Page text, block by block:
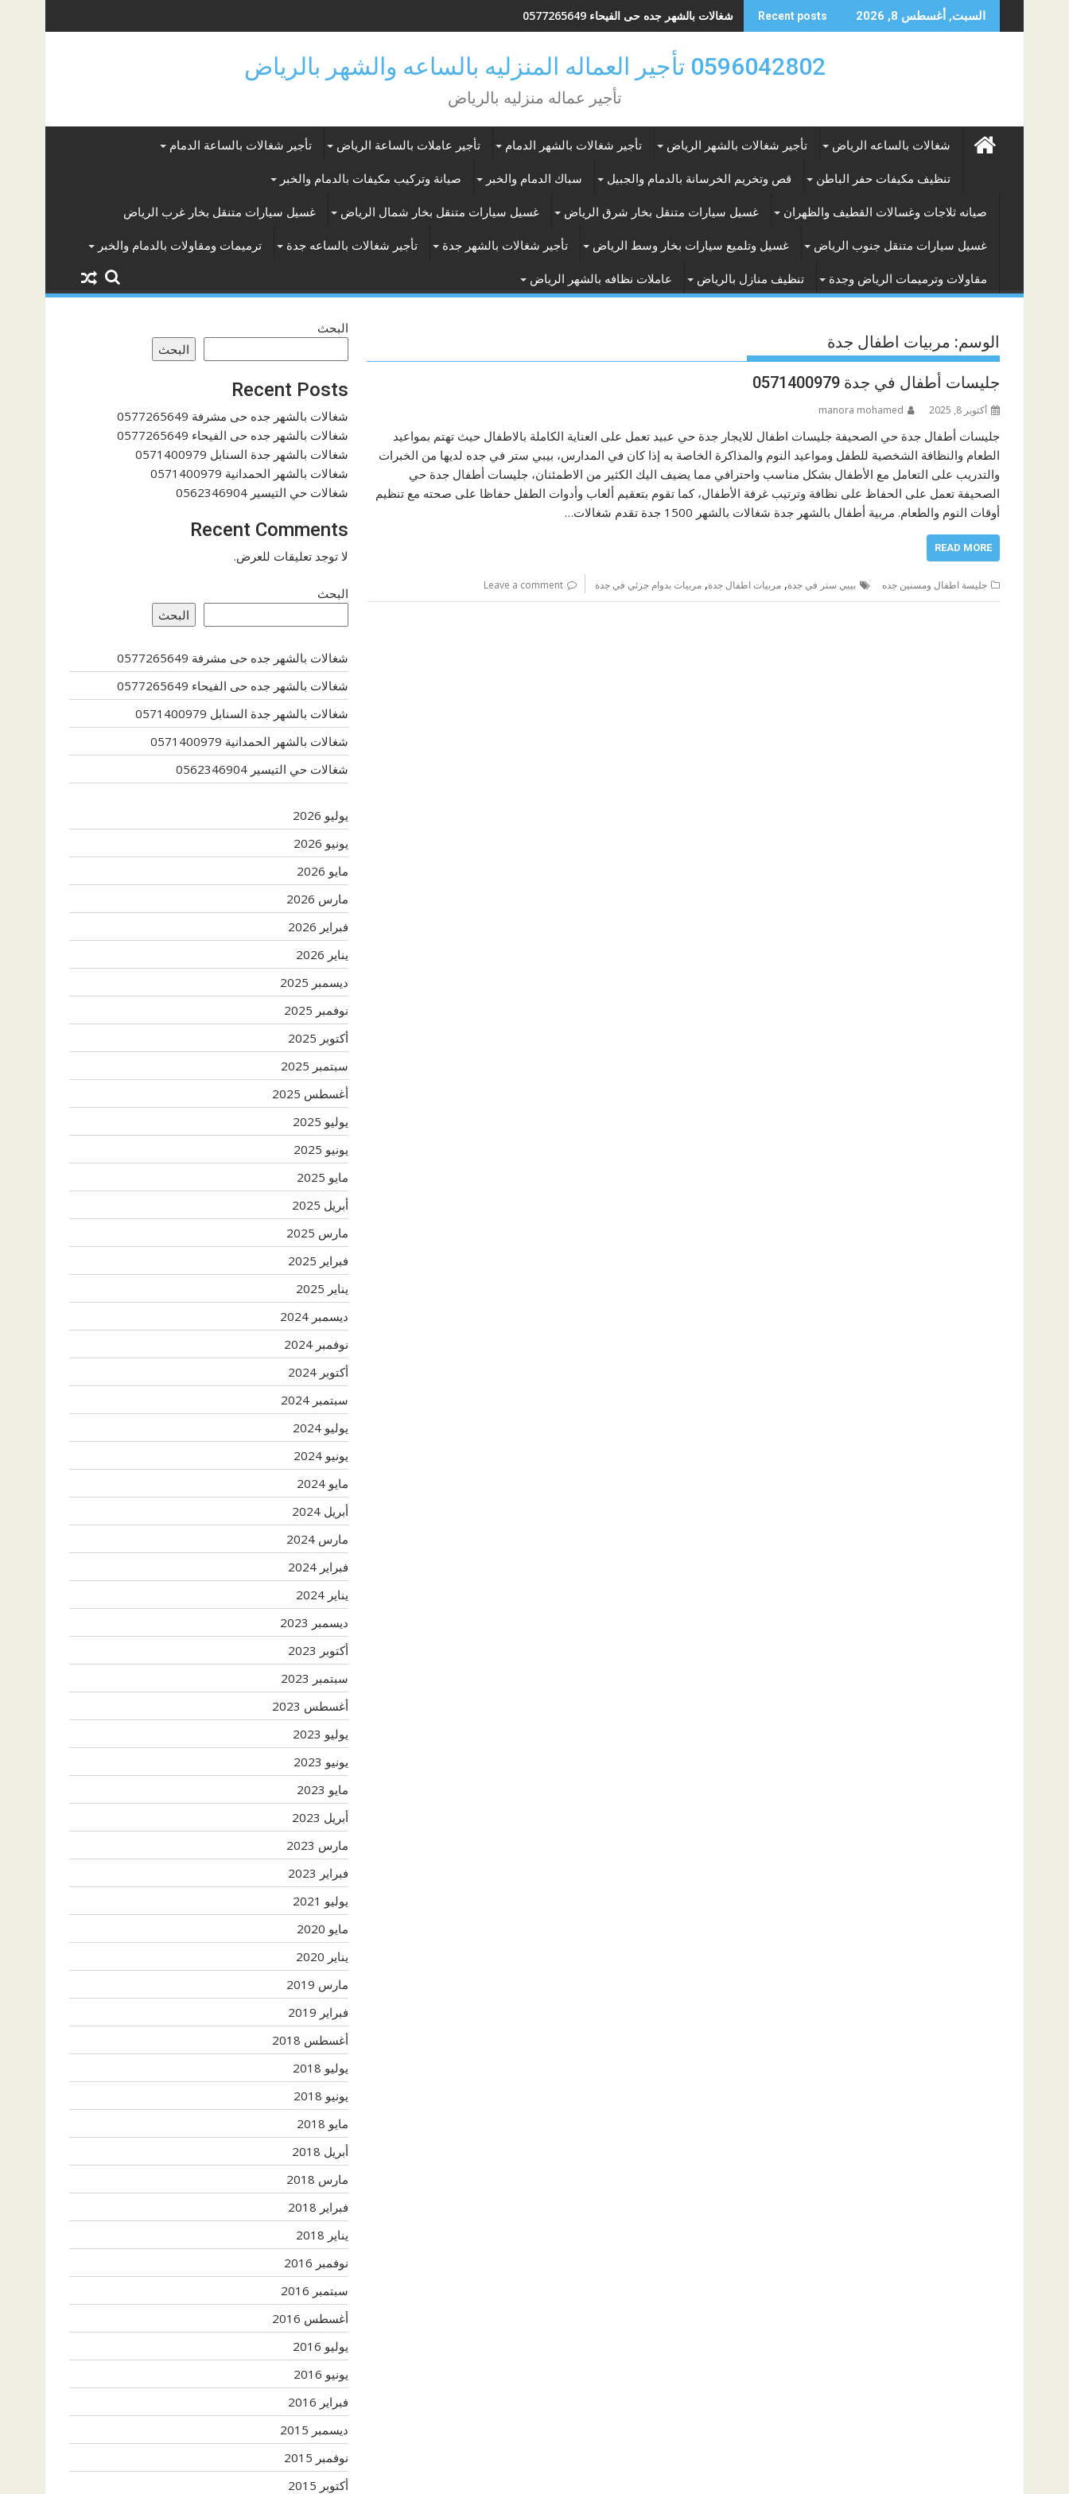
to
السبت, أغسطس 8, 2026 Recent posts شغالات بالشهر جده حى الفيحاء 0577265649
0596042802 تأجير العماله المنزليه بالساعه والشهر بالرياض
تأجير عماله منزليه بالرياض
شغالات بالساعه الرياض تأجير شغالات بالشهر الرياض تأجير شغالات بالشهر الدمام تأجير عاملات بالساعة الرياض تأجير شغالات بالساعة الدمام
تنظيف مكيفات حفر الباطن قص وتخريم الخرسانة بالدمام والجبيل سباك الدمام والخبر صيانة وتركيب مكيفات بالدمام والخبر
صيانه ثلاجات وغسالات القطيف والظهران غسيل سيارات متنقل بخار شرق الرياض غسيل سيارات متنقل بخار شمال الرياض غسيل سيارات متنقل بخار غرب الرياض
غسيل سيارات متنقل جنوب الرياض غسيل وتلميع سيارات بخار وسط الرياض تأجير شغالات بالشهر جدة تأجير شغالات بالساعه جدة ترميمات ومقاولات بالدمام والخبر
مقاولات وترميمات الرياض وجدة تنظيف منازل بالرياض عاملات نظافه بالشهر الرياض
الوسم: مربيات اطفال جدة
جليسات أطفال في جدة 0571400979
أكتوبر 8, 2025 manora mohamed
جليسات أطفال جدة حي الصحيفة جليسات اطفال للايجار جدة حي عبيد تعمل على العناية الكاملة بالاطفال حيث تهتم بمواعيد
الطعام والنظافة الشخصية للطفل ومواعيد النوم والمذاكرة الخاصة به إذا كان في المدارس، بيبي ستر في جده لديها من الخبرات
والتدريب على التعامل مع الأطفال بشكل مناسب واحترافي مما يضيف اليك الكثير من الاطمئنان، جليسات أطفال جدة حي
الصحيفة تعمل على الحفاظ على نظافة وترتيب غرفة الأطفال، كما تقوم بتعقيم ألعاب وأدوات الطفل حفاظا على صحته مع تنظيم
أوقات النوم والطعام. مربية أطفال بالشهر جدة شغالات بالشهر 1500 جدة تقدم شغالات…
READ MORE
جليسة اطفال ومسنين جده بيبي ستر في جدة, مربيات اطفال جدة, مربيات بدوام جزئي في جدة Leave a comment
البحث
البحث
Recent Posts
شغالات بالشهر جده حى مشرفة 0577265649
شغالات بالشهر جده حى الفيحاء 0577265649
شغالات بالشهر جدة السنابل 0571400979
شغالات بالشهر الحمدانية 0571400979
شغالات حي التيسير 0562346904
Recent Comments
لا توجد تعليقات للعرض.
البحث
البحث
شغالات بالشهر جده حى مشرفة 0577265649
شغالات بالشهر جده حى الفيحاء 0577265649
شغالات بالشهر جدة السنابل 0571400979
شغالات بالشهر الحمدانية 0571400979
شغالات حي التيسير 0562346904
يوليو 2026
يونيو 2026
مايو 2026
مارس 2026
فبراير 2026
يناير 2026
ديسمبر 2025
نوفمبر 2025
أكتوبر 2025
سبتمبر 2025
أغسطس 2025
يوليو 2025
يونيو 2025
مايو 2025
أبريل 2025
مارس 2025
فبراير 2025
يناير 2025
ديسمبر 2024
نوفمبر 2024
أكتوبر 2024
سبتمبر 2024
يوليو 2024
يونيو 2024
مايو 2024
أبريل 2024
مارس 2024
فبراير 2024
يناير 2024
ديسمبر 2023
أكتوبر 2023
سبتمبر 2023
أغسطس 2023
يوليو 2023
يونيو 2023
مايو 2023
أبريل 2023
مارس 2023
فبراير 2023
يوليو 2021
مايو 2020
يناير 2020
مارس 2019
فبراير 2019
أغسطس 2018
يوليو 2018
يونيو 2018
مايو 2018
أبريل 2018
مارس 2018
فبراير 2018
يناير 2018
نوفمبر 2016
سبتمبر 2016
أغسطس 2016
يوليو 2016
يونيو 2016
فبراير 2016
ديسمبر 2015
نوفمبر 2015
أكتوبر 2015